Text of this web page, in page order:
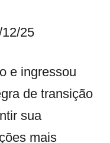
25
e ingressou
de transição
sua
mais